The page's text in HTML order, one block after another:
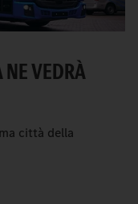
NE VEDRÀ
città della